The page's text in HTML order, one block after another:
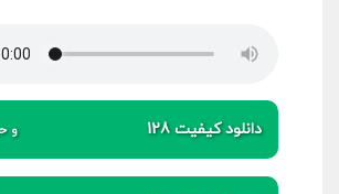
دانلود کیفیت 128 و حجم